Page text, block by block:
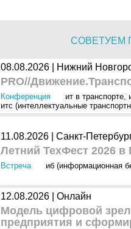
СОВЕТУЕМ
08.08.2026 | Нижний
PRO//
Конференция ит в транспорте,
итс (интеллектуальные
11.08.2026 | Санкт-
Летний ТехФест 2026 в
Встреча иб (информационная
12.08.2026 | Онлайн
Модель цифровой
предприятия и